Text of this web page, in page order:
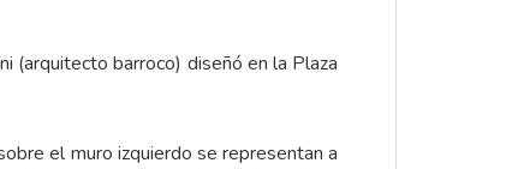
(arquitecto barroco) diseñó en la Plaza
el muro izquierdo se representan a